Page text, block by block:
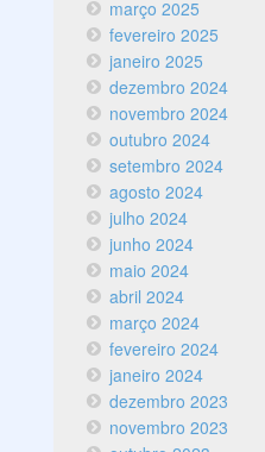
março 2025
fevereiro 2025
janeiro 2025
dezembro 2024
novembro 2024
outubro 2024
setembro 2024
agosto 2024
julho 2024
junho 2024
maio 2024
abril 2024
março 2024
fevereiro 2024
janeiro 2024
dezembro 2023
novembro 2023